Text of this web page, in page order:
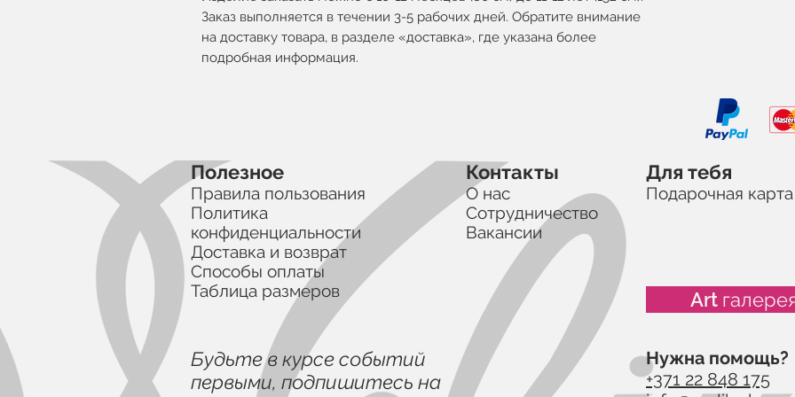
Заказ выполняется в течении 3-5 рабочих дней. Обратите внимание
на доставку товара, в разделе «доставка», где указана более
подробная информация.
Полезное
Правила пользования
Политика
конфиденциальности
Доставка и возврат
Способы оплаты
Таблица размеров
Контакты
О нас
Сотрудничество
Вакансии
Будьте в курсе событий
первыми, подпишитесь на
Для тебя
Подарочная карта
Art
Нужна помощь?
+371 22 848 175